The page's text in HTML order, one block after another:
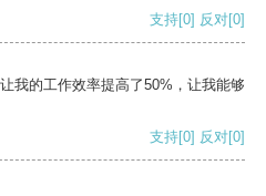
支持[0] 反对[0]
我的工作效率提高了50%，让我能够
支持[0] 反对[0]